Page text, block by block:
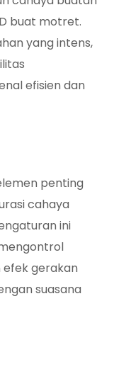
buat motret.
yang intens,
efisien dan
penting
cahaya
ini
gerakan
suasana